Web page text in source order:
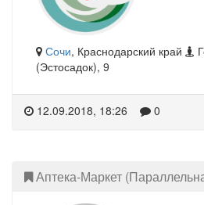
Сочи, Краснодарский край
(Эстосадок), 9
12.09.2018, 18:26 0
Аптека-Маркет